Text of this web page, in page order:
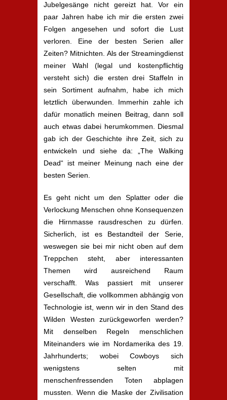
Jubelgesänge nicht gereizt hat. Vor ein
paar Jahren habe ich mir die ersten zwei
Folgen angesehen und sofort die Lust
verloren. Eine der besten Serien aller
Zeiten? Mitnichten. Als der Streamingdienst
meiner Wahl (legal und kostenpflichtig
versteht sich) die ersten drei Staffeln in
sein Sortiment aufnahm, habe ich mich
letztlich überwunden. Immerhin zahle ich
dafür monatlich meinen Beitrag, dann soll
auch etwas dabei herumkommen. Diesmal
gab ich der Geschichte ihre Zeit, sich zu
entwickeln und siehe da: „The Walking
Dead“ ist meiner Meinung nach eine der
besten Serien.
Es geht nicht um den Splatter oder die
Verlockung Menschen ohne Konsequenzen
die Hirnmasse rausdreschen zu dürfen.
Sicherlich, ist es Bestandteil der Serie,
weswegen sie bei mir nicht oben auf dem
Treppchen steht, aber interessanten
Themen wird ausreichend Raum
verschafft. Was passiert mit unserer
Gesellschaft, die vollkommen abhängig von
Technologie ist, wenn wir in den Stand des
Wilden Westen zurückgeworfen werden?
Mit denselben Regeln menschlichen
Miteinanders wie im Nordamerika des 19.
Jahrhunderts; wobei Cowboys sich
wenigstens selten mit
menschenfressenden Toten abplagen
mussten. Wenn die Maske der Zivilisation